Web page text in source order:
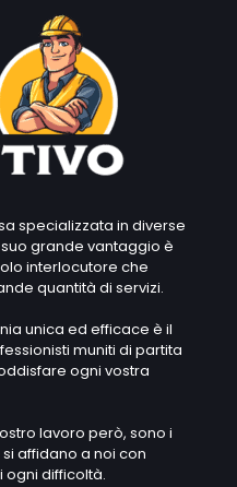
specializzata in diverse
suo grande vantaggio è
interlocutore che
quantità di servizi.
unica ed efficace è il
muniti di partita
ogni vostra
lavoro però, sono i
affidano a noi con
difficoltà.